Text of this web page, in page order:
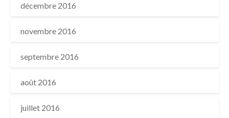
décembre 2016
novembre 2016
septembre 2016
août 2016
juillet 2016